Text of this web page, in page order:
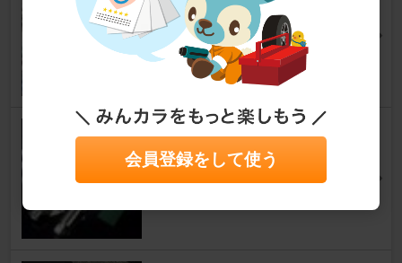
シルビア [S14]
モンキー・B・ルヒーさん
1
ＴＥＩＮ ＴＹＰＥ ＨＥ
シルビア [S14]
M GARAGEさん
会員登録をして使う